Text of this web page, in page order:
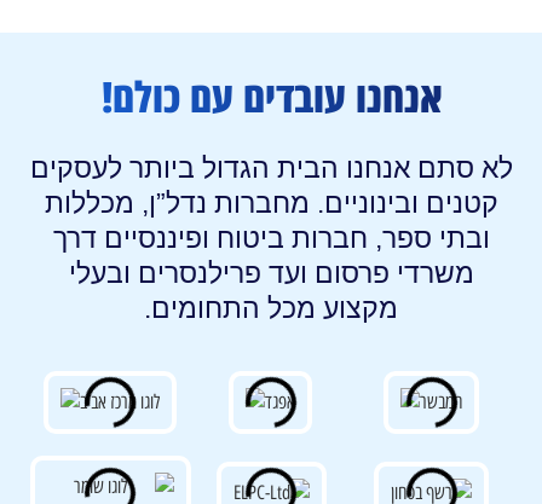
אנחנו עובדים עם כולם!
לא סתם אנחנו הבית הגדול ביותר לעסקים
קטנים ובינוניים. מחברות נדל”ן, מכללות
ובתי ספר, חברות ביטוח ופיננסיים דרך
משרדי פרסום ועד פרילנסרים ובעלי
מקצוע מכל התחומים.